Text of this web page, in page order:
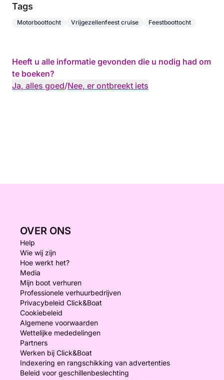
Tags
Motorboottocht Vrijgezellenfeest cruise Feestboottocht
Heeft u alle informatie gevonden die u nodig had om
te boeken?
Ja, alles goed/Nee, er ontbreekt iets
OVER ONS
Help
Wie wij zijn
Hoe werkt het?
Media
Mijn boot verhuren
Professionele verhuurbedrijven
Privacybeleid Click&Boat
Cookiebeleid
Algemene voorwaarden
Wettelijke mededelingen
Partners
Werken bij Click&Boat
Indexering en rangschikking van advertenties
Beleid voor geschillenbeslechting